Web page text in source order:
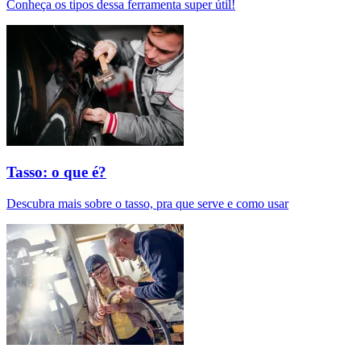
Conheça os tipos dessa ferramenta super útil!
Tasso: o que é?
Descubra mais sobre o tasso, pra que serve e como usar